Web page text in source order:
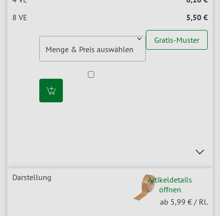
5,50 €
Gratis-Muster
Artikeldetails
öffnen
ab 5,99 € / Rl.